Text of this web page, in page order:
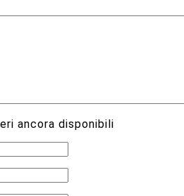
ancora disponibili